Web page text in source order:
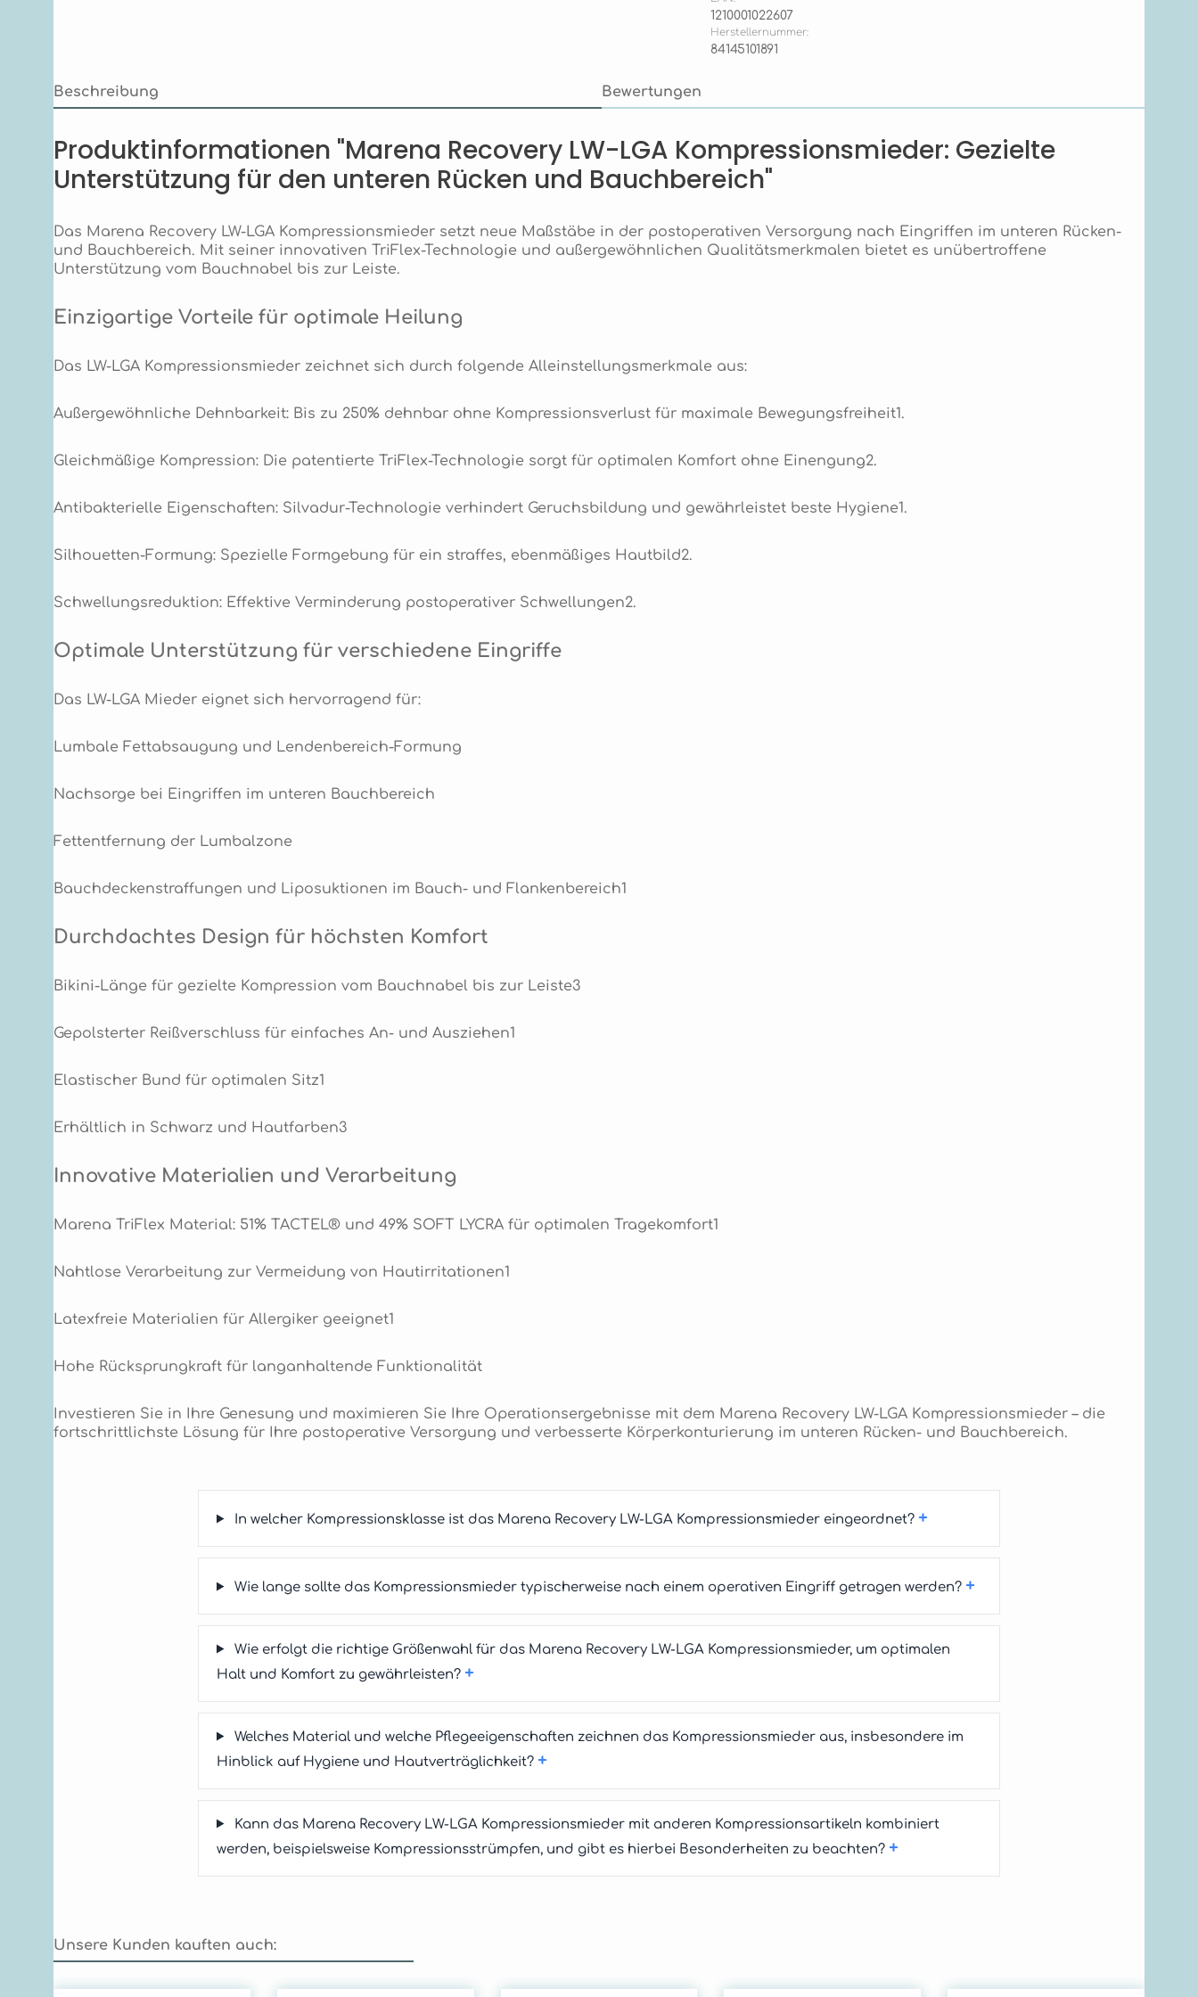
1210001022607
Herstellernummer:
84145101891
Beschreibung Bewertungen
Produktinformationen "Marena Recovery LW-LGA Kompressionsmieder: Gezielte
Unterstützung für den unteren Rücken und Bauchbereich"
Das Marena Recovery LW-LGA Kompressionsmieder setzt neue Maßstäbe in der postoperativen Versorgung nach Eingriffen im unteren Rücken-
und Bauchbereich. Mit seiner innovativen TriFlex-Technologie und außergewöhnlichen Qualitätsmerkmalen bietet es unübertroffene
Unterstützung vom Bauchnabel bis zur Leiste.
Einzigartige Vorteile für optimale Heilung
Das LW-LGA Kompressionsmieder zeichnet sich durch folgende Alleinstellungsmerkmale aus:
Außergewöhnliche Dehnbarkeit: Bis zu 250% dehnbar ohne Kompressionsverlust für maximale Bewegungsfreiheit1.
Gleichmäßige Kompression: Die patentierte TriFlex-Technologie sorgt für optimalen Komfort ohne Einengung2.
Antibakterielle Eigenschaften: Silvadur-Technologie verhindert Geruchsbildung und gewährleistet beste Hygiene1.
Silhouetten-Formung: Spezielle Formgebung für ein straffes, ebenmäßiges Hautbild2.
Schwellungsreduktion: Effektive Verminderung postoperativer Schwellungen2.
Optimale Unterstützung für verschiedene Eingriffe
Das LW-LGA Mieder eignet sich hervorragend für:
Lumbale Fettabsaugung und Lendenbereich-Formung
Nachsorge bei Eingriffen im unteren Bauchbereich
Fettentfernung der Lumbalzone
Bauchdeckenstraffungen und Liposuktionen im Bauch- und Flankenbereich1
Durchdachtes Design für höchsten Komfort
Bikini-Länge für gezielte Kompression vom Bauchnabel bis zur Leiste3
Gepolsterter Reißverschluss für einfaches An- und Ausziehen1
Elastischer Bund für optimalen Sitz1
Erhältlich in Schwarz und Hautfarben3
Innovative Materialien und Verarbeitung
Marena TriFlex Material: 51% TACTEL® und 49% SOFT LYCRA für optimalen Tragekomfort1
Nahtlose Verarbeitung zur Vermeidung von Hautirritationen1
Latexfreie Materialien für Allergiker geeignet1
Hohe Rücksprungkraft für langanhaltende Funktionalität
Investieren Sie in Ihre Genesung und maximieren Sie Ihre Operationsergebnisse mit dem Marena Recovery LW-LGA Kompressionsmieder – die
fortschrittlichste Lösung für Ihre postoperative Versorgung und verbesserte Körperkonturierung im unteren Rücken- und Bauchbereich.
In welcher Kompressionsklasse ist das Marena Recovery LW-LGA Kompressionsmieder eingeordnet? +
Wie lange sollte das Kompressionsmieder typischerweise nach einem operativen Eingriff getragen werden? +
Wie erfolgt die richtige Größenwahl für das Marena Recovery LW-LGA Kompressionsmieder, um optimalen
Halt und Komfort zu gewährleisten? +
Welches Material und welche Pflegeeigenschaften zeichnen das Kompressionsmieder aus, insbesondere im
Hinblick auf Hygiene und Hautverträglichkeit? +
Kann das Marena Recovery LW-LGA Kompressionsmieder mit anderen Kompressionsartikeln kombiniert
werden, beispielsweise Kompressionsstrümpfen, und gibt es hierbei Besonderheiten zu beachten? +
Unsere Kunden kauften auch: